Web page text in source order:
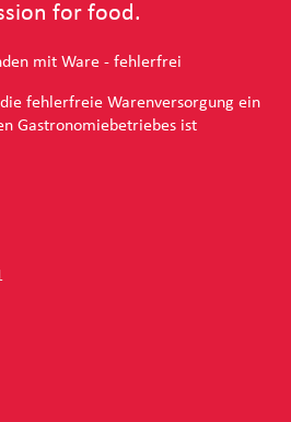
for food.
mit Ware - fehlerfrei
fehlerfreie Warenversorgung ein
Gastronomiebetriebes ist